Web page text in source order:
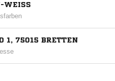
WEISS
1, 75015 BRETTEN